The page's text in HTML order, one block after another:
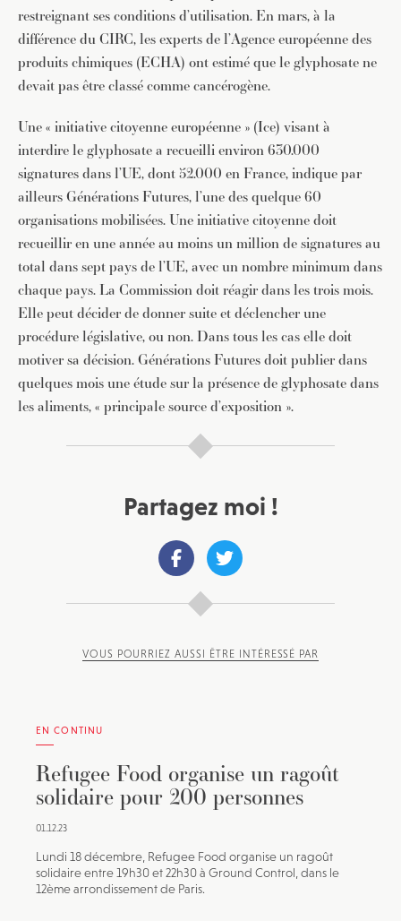
restreignant ses conditions d’utilisation. En mars, à la
différence du CIRC, les experts de l’Agence européenne des
produits chimiques (ECHA) ont estimé que le glyphosate ne
devait pas être classé comme cancérogène.
Une « initiative citoyenne européenne » (Ice) visant à
interdire le glyphosate a recueilli environ 630.000
signatures dans l’UE, dont 52.000 en France, indique par
ailleurs Générations Futures, l’une des quelque 60
organisations mobilisées. Une initiative citoyenne doit
recueillir en une année au moins un million de signatures au
total dans sept pays de l’UE, avec un nombre minimum dans
chaque pays. La Commission doit réagir dans les trois mois.
Elle peut décider de donner suite et déclencher une
procédure législative, ou non. Dans tous les cas elle doit
motiver sa décision. Générations Futures doit publier dans
quelques mois une étude sur la présence de glyphosate dans
les aliments, « principale source d’exposition ».
Partagez moi !
VOUS POURRIEZ AUSSI ÊTRE INTÉRESSÉ PAR
EN CONTINU
Refugee Food organise un ragoût
solidaire pour 200 personnes
01.12.23
Lundi 18 décembre, Refugee Food organise un ragoût
solidaire entre 19h30 et 22h30 à Ground Control, dans le
12ème arrondissement de Paris.
JE M'INSCRIS À LA NEWSLETTER
Pour recevoir toutes les deux semaines notre lettre